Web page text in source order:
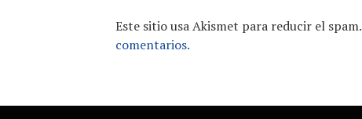
Este sitio usa Akismet para reducir el spam.
comentarios.